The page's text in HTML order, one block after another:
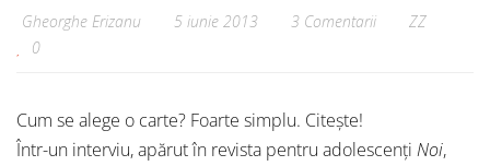
Gheorghe Erizanu 5 iunie 2013 3 Comentarii
ZZ
0
Cum se alege o carte? Foarte simplu. Citește!
Într-un interviu, apărut în revista pentru adolescenți Noi,